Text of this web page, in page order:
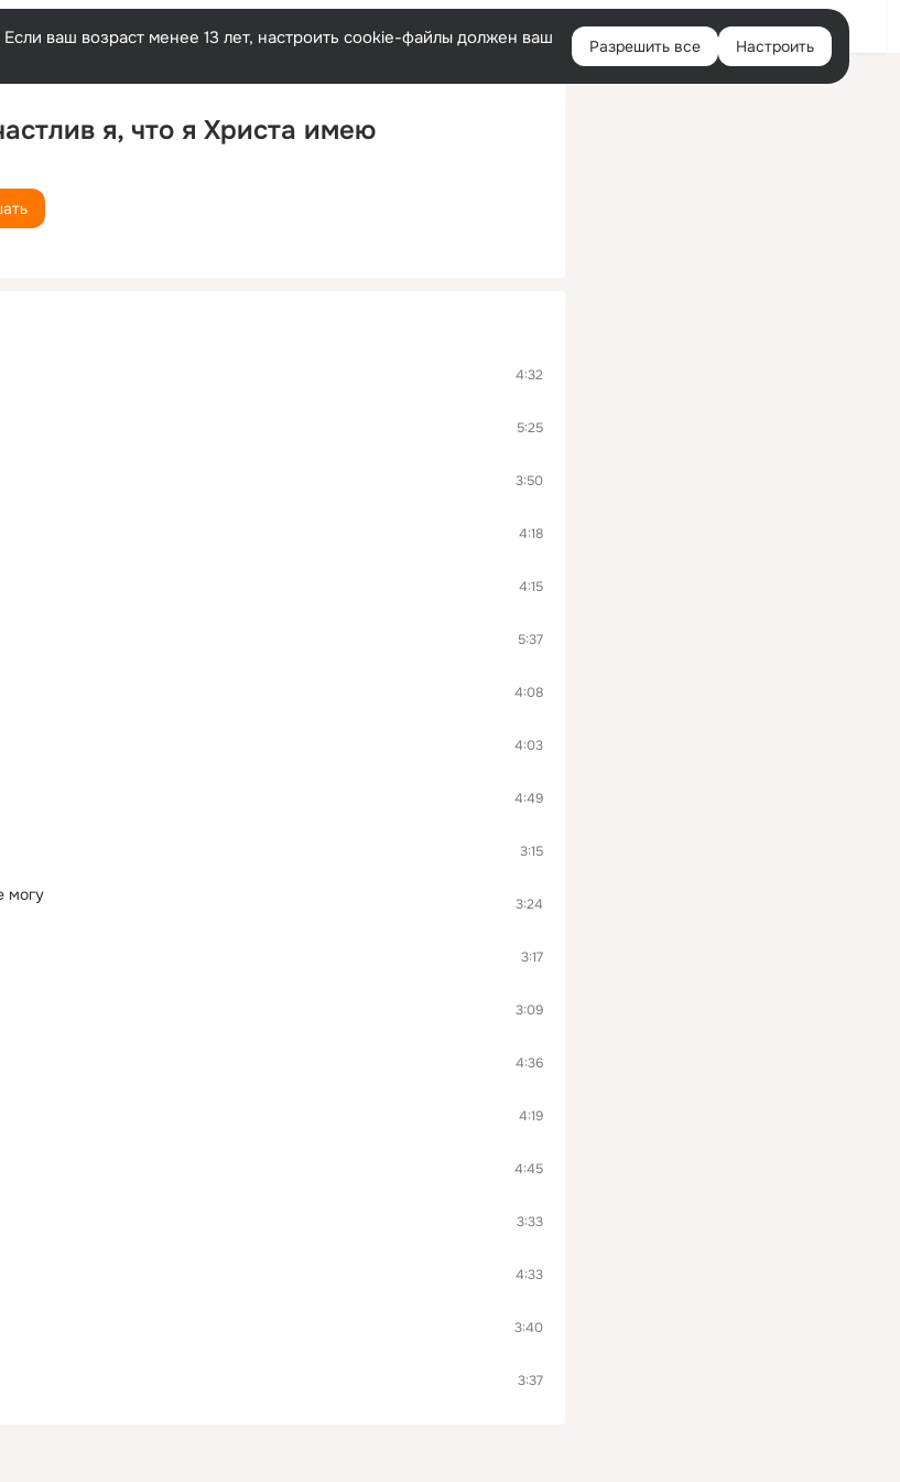
Войти
ваш возраст менее 13 лет, настроить cookie-файлы должен ваш
Разрешить все Настроить
я, что я Христа имею
4:32
5:25
3:50
4:18
4:15
5:37
4:08
4:03
4:49
3:15
могу 3:24
3:17
3:09
4:36
4:19
4:45
3:33
4:33
3:40
3:37